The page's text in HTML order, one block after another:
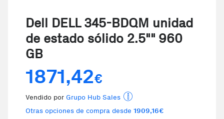
Dell DELL 345-BDQM unidad
de estado sólido 2.5"" 960
GB
1871,42€
Vendido por Grupo Hub Sales
Otras opciones de compra desde 1909,16€